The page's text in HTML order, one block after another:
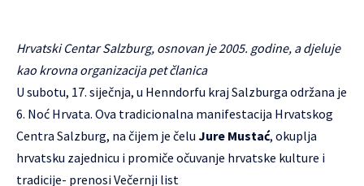
Hrvatski Centar Salzburg, osnovan je 2005. godine, a djeluje
kao krovna organizacija pet članica
U subotu, 17. siječnja, u Henndorfu kraj Salzburga održana je
6. Noć Hrvata. Ova tradicionalna manifestacija Hrvatskog
Centra Salzburg, na čijem je čelu Jure Mustać, okuplja
hrvatsku zajednicu i promiče očuvanje hrvatske kulture i
tradicije- prenosiVečernji list